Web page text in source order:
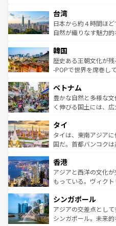
情報は
人々、おいしいローカ
ク、伝統的なフラダ
っている。訪れるたび
はコンテンツ一覧
リアリーフや大陸中央
ク）、タスマニアの
ど、見どころがたく
いる。アクティビティ
ビング、ハイキング
い。オーストラリア
参照してほしい。
台湾
日本から約４時間ほ
自然が織りなす魅力
ン）、静ひつな山岳地
と山間の静けさが共
驚きをもたらしてく
容にもいいと評判のス
が味わえる。
照してほしい。
韓国
歴史ある王朝文化が
-POPで世界を席巻し
き、地方に足を延ばせ
できる。そして、キ
まで、さまざまな韓
リティに包まれながら
わ
覧を参照してほしい。
ベトナム
豊かな自然と多様な
く伸びる国土には、
急速な発展と共に伝統
ーチミン市のフラン
醸し出している。ま
とつ。フォーやバイン
ひ現地で味わいたい
が旅行者を迎えてく
参照してほしい。
タイ
タイは、東南アジア
国だ。首都バンコク
の活気が交差している
帯で自然と触れ合い
いビーチでリゾート
激する。気候は一年中
が待っている。親し
た文化、そして多様
香港
アジアと西洋の文化
もっている。ヴィク
み、どこを訪れても感
ており、効率よく見
うな絶景から文化的
シンガポール
アジアの交差点とし
シンガポール。未来